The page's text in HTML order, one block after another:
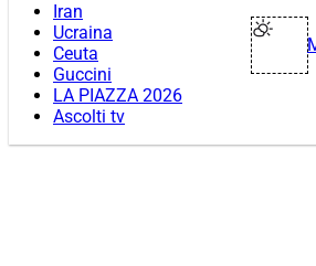
Iran
Ucraina
Ceuta
Guccini
LA PIAZZA 2026
Ascolti tv